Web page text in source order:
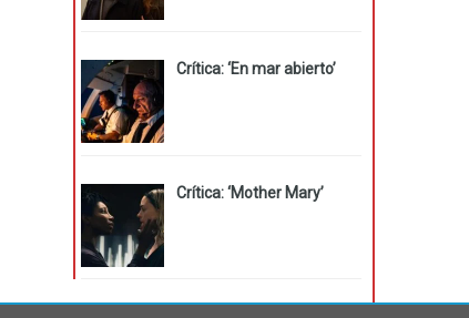
Crítica: ‘En mar abierto’
Crítica: ‘Mother Mary’